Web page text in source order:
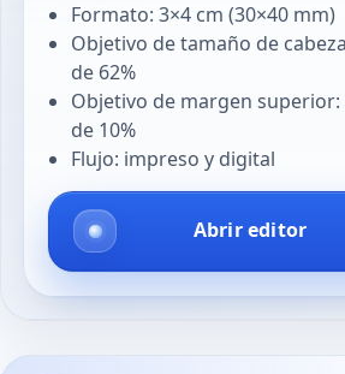
Formato: 3×4 cm (30×40 mm)
Objetivo de tamaño de
de 62%
Objetivo de margen
de 10%
Flujo: impreso y digital
Abrir editor